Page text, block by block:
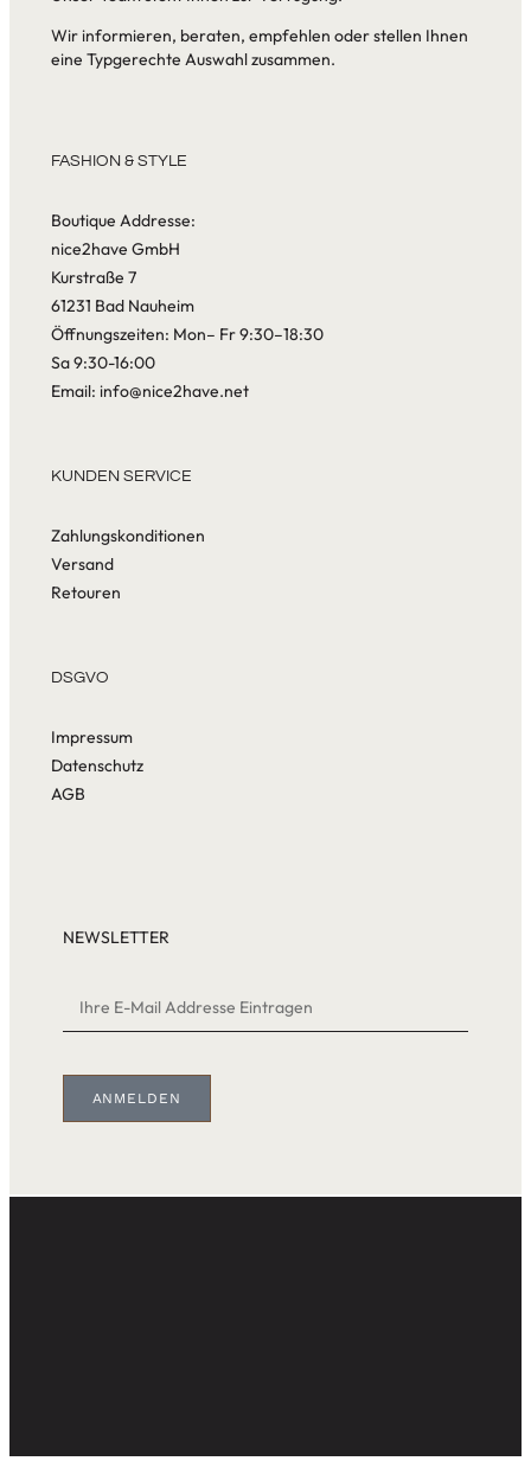
Wir informieren, beraten, empfehlen oder stellen Ihnen
eine Typgerechte Auswahl zusammen.
FASHION & STYLE
Boutique Addresse:
nice2have GmbH
Kurstraße 7
61231 Bad Nauheim
Öffnungszeiten: Mon– Fr 9:30–18:30
Sa 9:30-16:00
Email: info@nice2have.net
KUNDEN SERVICE
Zahlungskonditionen
Versand
Retouren
DSGVO
Impressum
Datenschutz
AGB
NEWSLETTER
ANMELDEN